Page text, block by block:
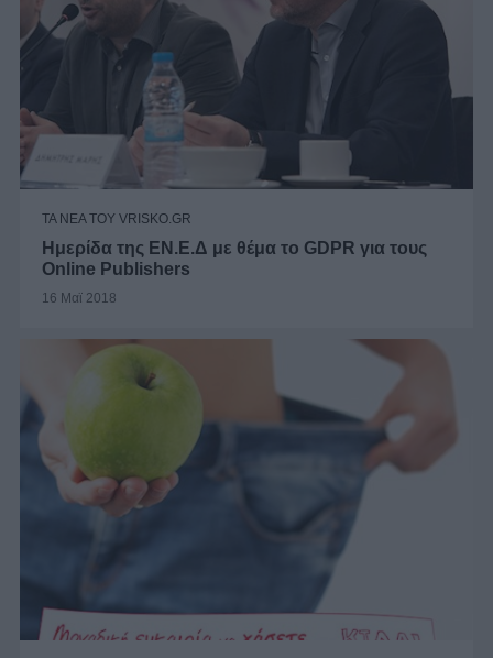
ΤΑ ΝΕΑ ΤΟΥ VRISKO.GR
Ημερίδα της ΕΝ.Ε.Δ με θέμα το GDPR για τους
Online Publishers
16 Μαϊ 2018